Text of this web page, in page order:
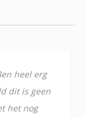
heel erg
dit is geen
het nog